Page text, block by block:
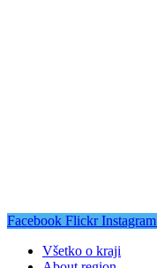
Facebook Flickr Instagram
Všetko o kraji